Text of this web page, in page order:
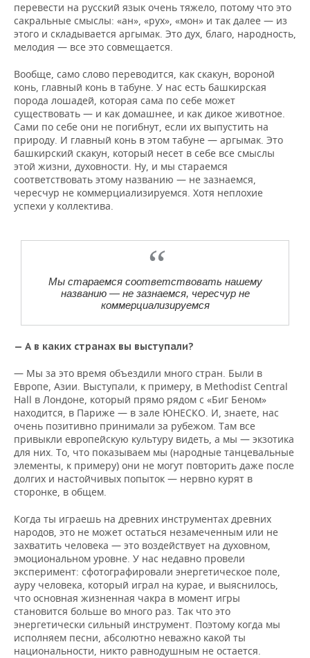
перевести на русский язык очень тяжело, потому что это
сакральные смыслы: «ан», «рух», «мон» и так далее — из
этого и складывается аргымак. Это дух, благо, народность,
мелодия — все это совмещается.
Вообще, само слово переводится, как скакун, вороной
конь, главный конь в табуне. У нас есть башкирская
порода лошадей, которая сама по себе может
существовать — и как домашнее, и как дикое животное.
Сами по себе они не погибнут, если их выпустить на
природу. И главный конь в этом табуне — аргымак. Это
башкирский скакун, который несет в себе все смыслы
этой жизни, духовности. Ну, и мы стараемся
соответствовать этому названию — не зазнаемся,
чересчур не коммерциализируемся. Хотя неплохие
успехи у коллектива.
Мы стараемся соответствовать нашему
названию — не зазнаемся, чересчур не
коммерциализируемся
— А в каких странах вы выступали?
— Мы за это время объездили много стран. Были в
Европе, Азии. Выступали, к примеру, в Methodist Central
Hall в Лондоне, который прямо рядом с «Биг Беном»
находится, в Париже — в зале ЮНЕСКО. И, знаете, нас
очень позитивно принимали за рубежом. Там все
привыкли европейскую культуру видеть, а мы — экзотика
для них. То, что показываем мы (народные танцевальные
элементы, к примеру) они не могут повторить даже после
долгих и настойчивых попыток — нервно курят в
сторонке, в общем.
Когда ты играешь на древних инструментах древних
народов, это не может остаться незамеченным или не
захватить человека — это воздействует на духовном,
эмоциональном уровне. У нас недавно провели
эксперимент: сфотографировали энергетическое поле,
ауру человека, который играл на курае, и выяснилось,
что основная жизненная чакра в момент игры
становится больше во много раз. Так что это
энергетически сильный инструмент. Поэтому когда мы
исполняем песни, абсолютно неважно какой ты
национальности, никто равнодушным не остается.